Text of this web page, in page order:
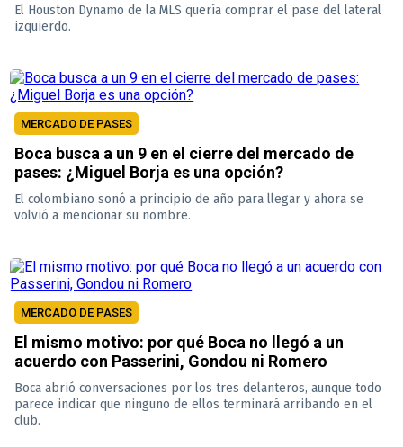
El Houston Dynamo de la MLS quería comprar el pase del lateral
izquierdo.
MERCADO DE PASES
Boca busca a un 9 en el cierre del mercado de
pases: ¿Miguel Borja es una opción?
El colombiano sonó a principio de año para llegar y ahora se
volvió a mencionar su nombre.
MERCADO DE PASES
El mismo motivo: por qué Boca no llegó a un
acuerdo con Passerini, Gondou ni Romero
Boca abrió conversaciones por los tres delanteros, aunque todo
parece indicar que ninguno de ellos terminará arribando en el
club.